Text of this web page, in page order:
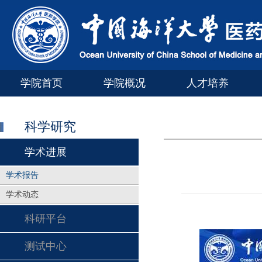
学院首页 学院概况 人才培养
科学研究
学术进展
学术报告
学术动态
科研平台
测试中心